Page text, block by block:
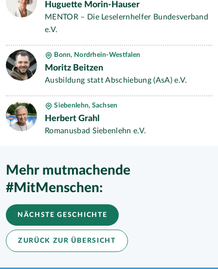
Huguette Morin-Hauser
MENTOR – Die Leselernhelfer Bundesverband
e.V.
Bonn, Nordrhein-Westfalen
Moritz Beitzen
Ausbildung statt Abschiebung (AsA) e.V.
Siebenlehn, Sachsen
Herbert Grahl
Romanusbad Siebenlehn e.V.
Mehr mutmachende
#MitMenschen:
NÄCHSTE GESCHICHTE
ZURÜCK ZUR ÜBERSICHT